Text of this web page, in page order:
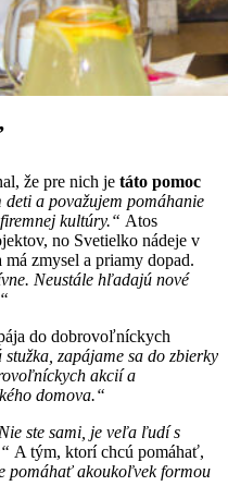
že pre nich je táto pomoc
deti a považujem pomáhanie
kultúry.“ Atos
no Svetielko nádeje v
zmysel a priamy dopad.
Neustále hľadajú nové
do dobrovoľníckych
zapájame sa do zbierky
akcií a
domova.“
ste sami, je veľa ľudí s
A tým, ktorí chcú pomáhať,
pomáhať akoukoľvek formou